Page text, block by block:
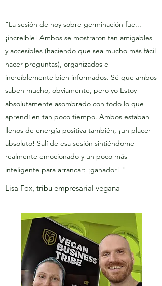
"La sesión de hoy sobre germinación fue...
¡increíble! Ambos se mostraron tan amigables
y accesibles (haciendo que sea mucho más fácil
hacer preguntas), organizados e
increíblemente bien informados. Sé que ambos
saben mucho, obviamente, pero yo Estoy
absolutamente asombrado con todo lo que
aprendí en tan poco tiempo. Ambos estaban
llenos de energía positiva también, ¡un placer
absoluto! Salí de esa sesión sintiéndome
realmente emocionado y un poco más
inteligente para arrancar: ¡ganador! "
Lisa Fox, tribu empresarial vegana